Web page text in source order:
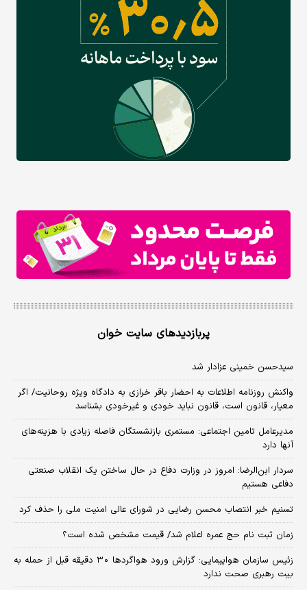
پربازدیدهای سایت خوان
سیدحسن خمینی عزادار شد
واکنش روزنامه اطلاعات به احضار باقر خرازی به دادگاه ویژه روحانیت/ اگر
معیار، قانون است، قانون نباید خودی و غیرخودی بشناسد
مدیرعامل تامین اجتماعی: مستمری بازنشستگان فاصله زیادی با هزینه‌های
آنها دارد
سردار ابن‌الرضا: امروز در وزارت دفاع در حال ساختن یک انقلاب صنعتی
دفاعی هستیم
تسنیم خبر انتصاب محسن رضایی در شورای عالی امنیت ملی را حذف کرد
زمان ثبت‌ نام حج عمره اعلام شد/ قیمت مشخص شده است؟
زئیس سازمان هواپیمایی: گزارش ورود هواگردها ٣٠ دقیقه قبل از حمله به
بیت رهبری صحت ندارد